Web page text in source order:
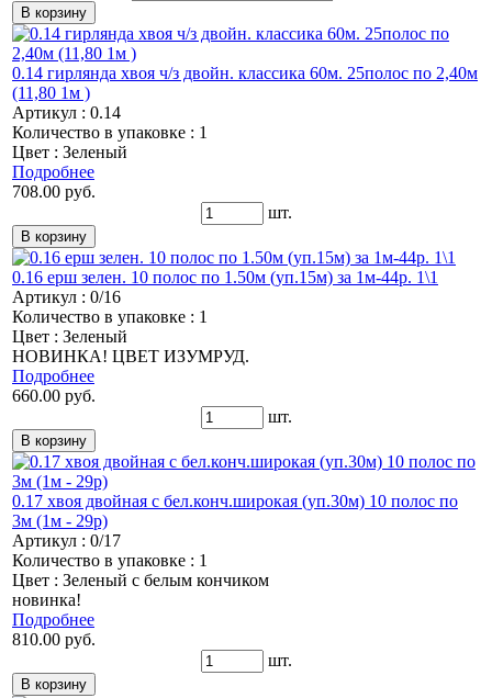
0.14 гирлянда хвоя ч/з двойн. классика 60м. 25полос по 2,40м
(11,80 1м )
Артикул : 0.14
Количество в упаковке : 1
Цвет : Зеленый
Подробнее
708.00 руб.
шт.
0.16 ерш зелен. 10 полос по 1.50м (уп.15м) за 1м-44р. 1\1
Артикул : 0/16
Количество в упаковке : 1
Цвет : Зеленый
НОВИНКА! ЦВЕТ ИЗУМРУД.
Подробнее
660.00 руб.
шт.
0.17 хвоя двойная с бел.конч.широкая (уп.30м) 10 полос по
3м (1м - 29р)
Артикул : 0/17
Количество в упаковке : 1
Цвет : Зеленый с белым кончиком
новинка!
Подробнее
810.00 руб.
шт.